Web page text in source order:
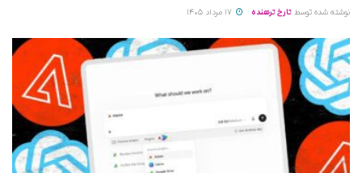
نوشته شده توسط تارخ ترهنده